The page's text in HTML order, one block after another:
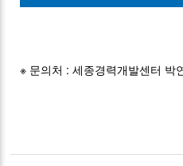
※ 문의처 : 세종경력개발센터